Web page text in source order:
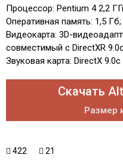
Процессор: Pentium 4 2,2
Оперативная память: 1,5 Гб;
Видеокарта: 3D-
совместимый с DirectXR
Звуковая карта: DirectX
Скачать
Размер
422 21